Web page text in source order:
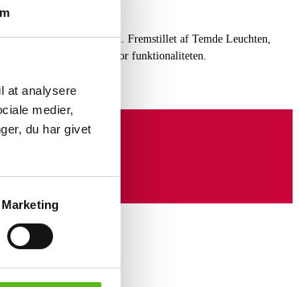
at analysere
medier,
du har givet
Marketing
cm. Fremstillet af Temde Leuchten,
indestår ikke for funktionaliteten.